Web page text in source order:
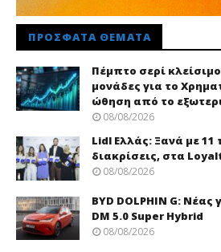
ΠΡΌΣΦΑΤΑ ΘΈΜΑΤΑ
Πέμπτο σερί
μονάδες για το
ώθηση από το
08/08/2026
Lidl Ελλάς: Ξανά με
διακρίσεις, στα
08/08/2026
BYD DOLPHIN G: Νέας
DM 5.0 Super Hybrid
08/08/2026